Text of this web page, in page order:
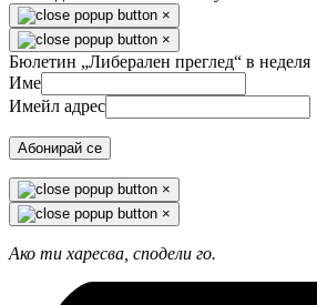
×
×
Бюлетин „Либерален преглед“ в неделя
Име
Имейл адрес
Абонирай се
×
×
Ако ти харесва, сподели го.